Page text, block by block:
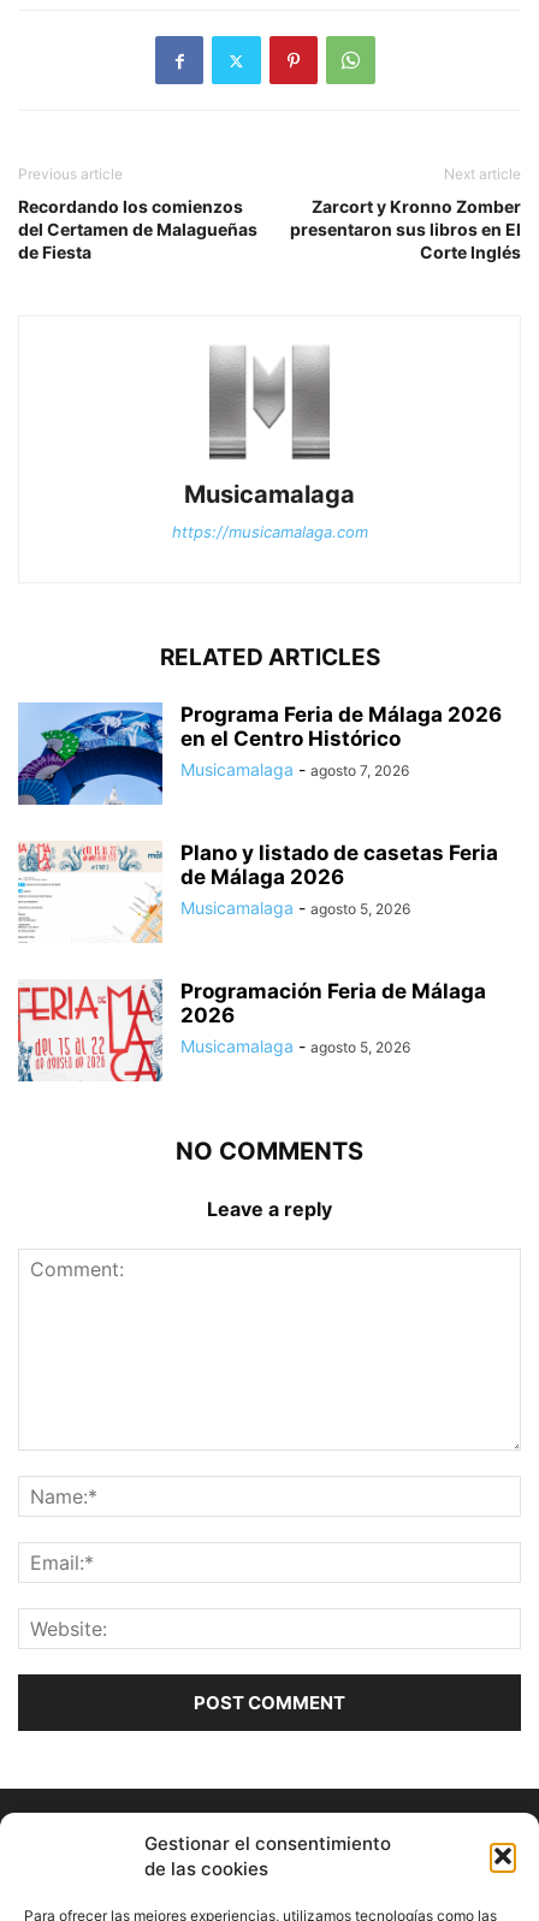
Gestionar el consentimiento
de las cookies
Para ofrecer las mejores experiencias, utilizamos tecnologías como las
Previous article
Recordando los comienzos
del Certamen de Malagueñas
de Fiesta
Next article
Zarcort y Kronno Zomber
presentaron sus libros en El
Corte Inglés
Musicamalaga
https://musicamalaga.com
RELATED ARTICLES
Programa Feria de Málaga 2026
en el Centro Histórico
Musicamalaga - agosto 7, 2026
Plano y listado de casetas Feria
de Málaga 2026
Musicamalaga - agosto 5, 2026
Programación Feria de Málaga
2026
Musicamalaga - agosto 5, 2026
NO COMMENTS
Leave a reply